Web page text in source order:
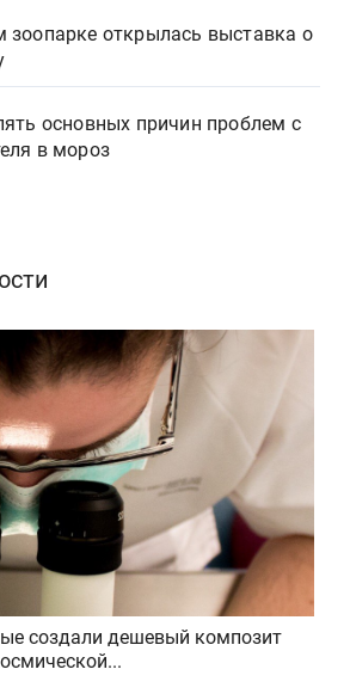
зоопарке открылась выставка о
основных причин проблем с
в мороз
создали дешевый композит